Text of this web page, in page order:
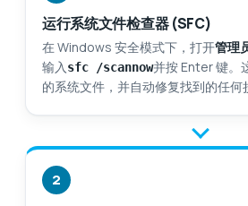
运行系统文件检查器 (SFC)
在 Windows 安全模式下，打开管理
输入sfc /scannow并按 Enter 键。
的系统文件，并自动修复找到的任何
2